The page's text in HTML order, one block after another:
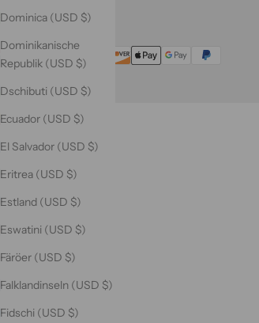
Dominica (USD $)
Dominikanische
Republik (USD $)
Dschibuti (USD $)
Ecuador (USD $)
El Salvador (USD $)
Eritrea (USD $)
Estland (USD $)
Eswatini (USD $)
Färöer (USD $)
Falklandinseln (USD $)
Fidschi (USD $)